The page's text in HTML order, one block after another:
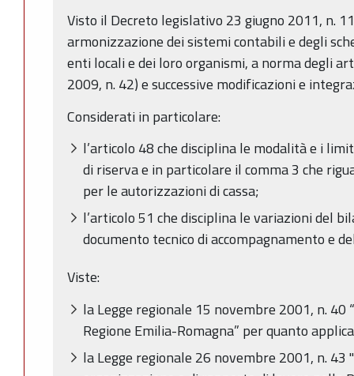
Visto il Decreto legislativo 23 giugno 2011, n.
armonizzazione dei sistemi contabili e degli
enti locali e dei loro organismi, a norma degli
2009, n. 42) e successive modificazioni e
Considerati in particolare:
l’articolo 48 che disciplina le modalità e i
di riserva e in particolare il comma 3 che
per le autorizzazioni di cassa;
l’articolo 51 che disciplina le variazioni del
documento tecnico di accompagnamento e
Viste:
la Legge regionale 15 novembre 2001, n.
Regione Emilia-Romagna” per quanto
la Legge regionale 26 novembre 2001, n. 43